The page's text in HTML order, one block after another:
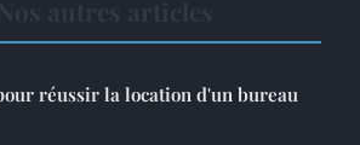
réussir la location d'un bureau